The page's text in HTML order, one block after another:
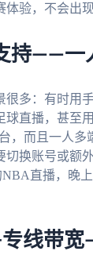
验，不会出
持——一
很多：有时用
直播，甚至
台，而且一人
切换账号或额
直播，晚
线带